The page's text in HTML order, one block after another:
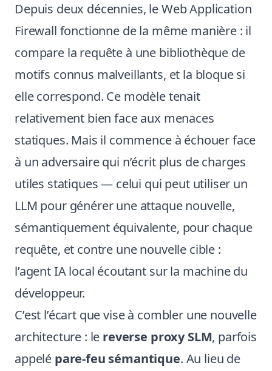
Depuis deux décennies, le Web Application
Firewall fonctionne de la même manière : il
compare la requête à une bibliothèque de
motifs connus malveillants, et la bloque si
elle correspond. Ce modèle tenait
relativement bien face aux menaces
statiques. Mais il commence à échouer face
à un adversaire qui n’écrit plus de charges
utiles statiques — celui qui peut utiliser un
LLM pour générer une attaque nouvelle,
sémantiquement équivalente, pour chaque
requête, et contre une nouvelle cible :
l’agent IA local écoutant sur la machine du
développeur.
C’est l’écart que vise à combler une nouvelle
architecture : le reverse proxy SLM, parfois
appelé pare-feu sémantique. Au lieu de